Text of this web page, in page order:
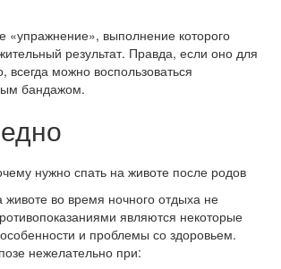
«упражнение», выполнение которого
результат. Правда, если оно для
всегда можно воспользоваться
бандажом.
животе во время ночного отдыха не
являются некоторые
и проблемы со здоровьем.
нежелательно при: